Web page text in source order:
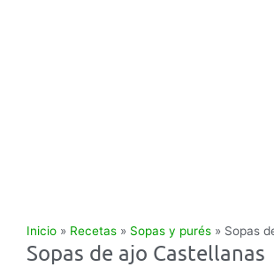
Inicio » Recetas » Sopas y purés » Sopas
Sopas de ajo Castellanas